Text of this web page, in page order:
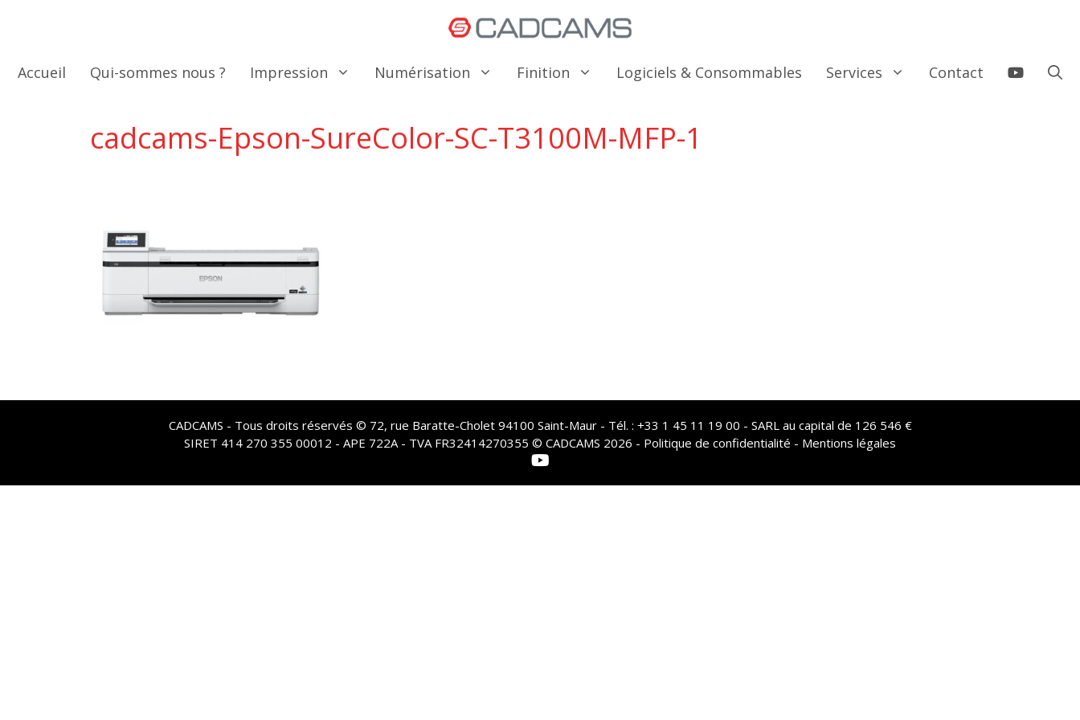
Accueil Qui-sommes nous ? Impression Numérisation Finition Logiciels & Consommables Services Contact
cadcams-Epson-SureColor-SC-T3100M-MFP-1
CADCAMS - Tous droits réservés © 72, rue Baratte-Cholet 94100 Saint-Maur - Tél. : +33 1 45 11 19 00 - SARL au capital de 126 546 €
SIRET 414 270 355 00012 - APE 722A - TVA FR32414270355 © CADCAMS 2026 - Politique de confidentialité - Mentions légales